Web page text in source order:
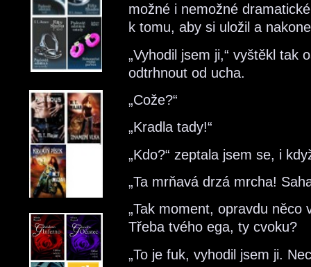
možné i nemožné
k tomu, aby si uložil a
„Vyhodil jsem ji,“ vyštěkl tak
odtrhnout od ucha.
„Cože?“
„Kradla tady!“
„Kdo?“ zeptala jsem se, i
„Ta mrňavá drzá mrcha!
„Tak moment, opravdu
Třeba tvého ega, ty cvoku?
„To je fuk, vyhodil jsem ji.